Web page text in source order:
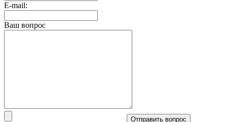
E-mail:
Ваш вопрос
Отправить вопрос